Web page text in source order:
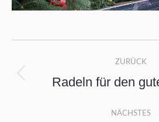
ZURÜCK
Radeln für den
NÄCHSTES